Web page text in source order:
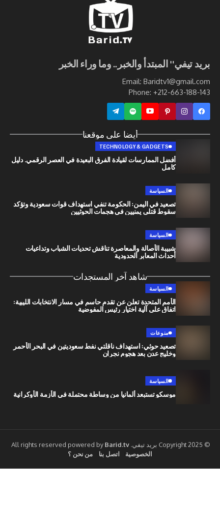
المبتدأ والخبر.. وما وراء الخبر
Email:
Phone: +212-
أيضا على موقعنا
TECHNOLOGY & GADGETS
أفضل الممارسات لقيادة الفرق البعيدة في العصر الرقمي. دليل
تصعيد في اليمن: الحكومة تنفي استهداف قوات سعودية وتؤكد
سقوط قتلى يمنيين في هجمات الحوثيين
شبيبة الأصالة والمعاصرة تناقش تحديات الشباب وتداعيات
أحداث المعابر الحدودية
شاهد آخر المستجدات
الأمم المتحدة تعلن عن تقدم حاسم في مسار الانتخابات الليبية:
اتفاق على آلية اختيار رئيس المفوضية
تصعيد حوثي: استهداف ناقلتي نفط سعوديتين في البحر الأحمر
وخليج عدن بعد هجوم نجران
موسكو تستبعد ألمانيا من وساطة محتملة في الأزمة الأوكرانية
Barid.tv
اتصل بنا من نحن ؟